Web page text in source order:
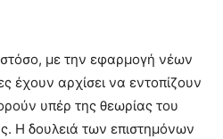
με την εφαρμογή νέων
έχουν αρχίσει να εντοπίζουν
υπέρ της θεωρίας του
Η δουλειά των επιστημόνων